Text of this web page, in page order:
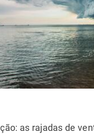
as rajadas de